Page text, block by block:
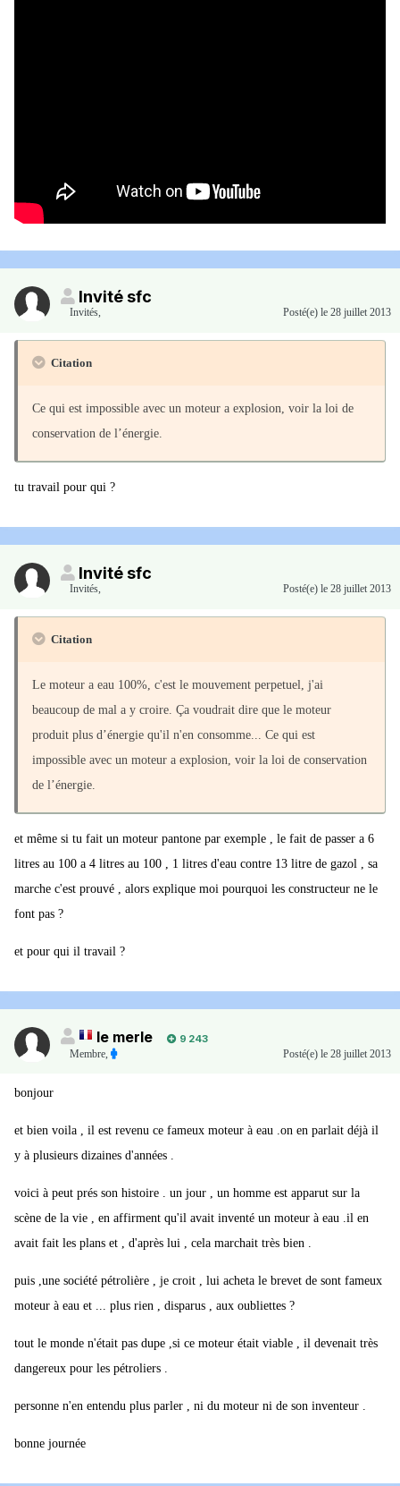
Invité sfc
Invités Posté(e) le 28 juillet 2013
Citation
Ce qui est impossible avec un moteur a explosion, voir la loi de
conservation de l’énergie.
tu travail pour qui ?
Invité sfc
Invités Posté(e) le 28 juillet 2013
Citation
Le moteur a eau 100%, c'est le mouvement perpetuel, j'ai
beaucoup de mal a y croire. Ça voudrait dire que le moteur
produit plus d’énergie qu'il n'en consomme... Ce qui est
impossible avec un moteur a explosion, voir la loi de conservation
de l’énergie.
et même si tu fait un moteur pantone par exemple , le fait de passer a 6
litres au 100 a 4 litres au 100 , 1 litres d'eau contre 13 litre de gazol , sa
marche c'est prouvé , alors explique moi pourquoi les constructeur ne le
font pas ?
et pour qui il travail ?
le merle
9 243
Membre
Posté(e) le 28 juillet 2013
bonjour
et bien voila , il est revenu ce fameux moteur à eau .on en parlait déjà il
y à plusieurs dizaines d'années .
voici à peut prés son histoire . un jour , un homme est apparut sur la
scène de la vie , en affirment qu'il avait inventé un moteur à eau .il en
avait fait les plans et , d'après lui , cela marchait très bien .
puis ,une société pétrolière , je croit , lui acheta le brevet de sont fameux
moteur à eau et ... plus rien , disparus , aux oubliettes ?
tout le monde n'était pas dupe ,si ce moteur était viable , il devenait très
dangereux pour les pétroliers .
personne n'en entendu plus parler , ni du moteur ni de son inventeur .
bonne journée